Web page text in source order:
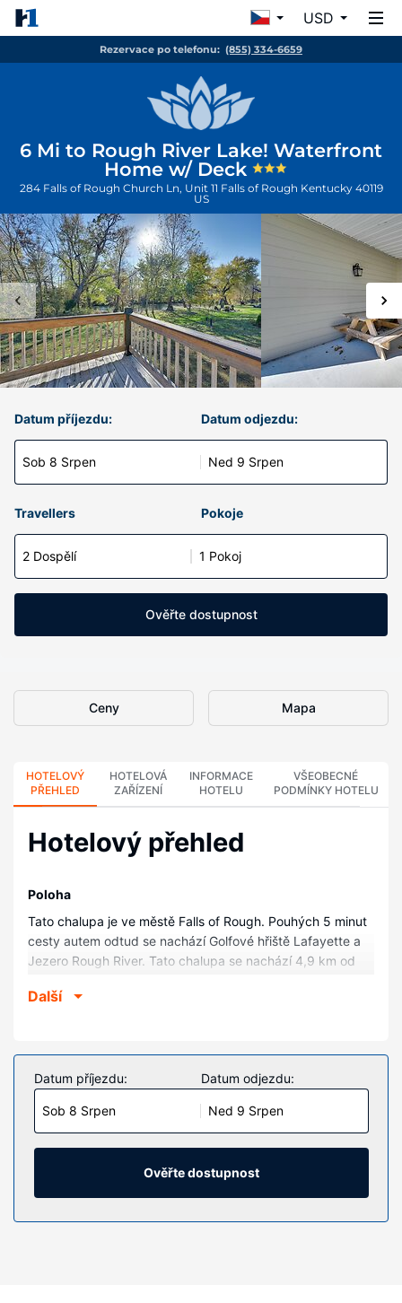
USD
Rezervace po telefonu: (855) 334-6659
6 Mi to Rough River Lake! Waterfront
Home w/ Deck
284 Falls of Rough Church Ln, Unit 11 Falls of Rough Kentucky 40119
US
Datum příjezdu:
Sob 8 Srpen
Datum odjezdu:
Ned 9 Srpen
Travellers Pokoje
2 Dospělí 1 Pokoj
Ověřte dostupnost
Ceny Mapa
HOTELOVÝ
PŘEHLED
HOTELOVÁ
ZAŘÍZENÍ
INFORMACE
HOTELU
VŠEOBECNÉ
PODMÍNKY HOTELU
Hotelový přehled
Poloha
Tato chalupa je ve městě Falls of Rough. Pouhých 5 minut
cesty autem odtud se nachází Golfové hřiště Lafayette a
Jezero Rough River. Tato chalupa se nachází 4,9 km od
Divadlo Pine Knob.
V této chatě s klimatizací a kuchyní, k jejímuž vybavení
patří trouby a varná deska, se budete cítit jako doma.
Další užitečné vybavení a služby: mikrovlnná trouba a
pračka.
K nabídce hotelu patří bezdrátový internet zdarma a
Další
Datum příjezdu:
Sob 8 Srpen
Datum odjezdu:
Ned 9 Srpen
Ověřte dostupnost